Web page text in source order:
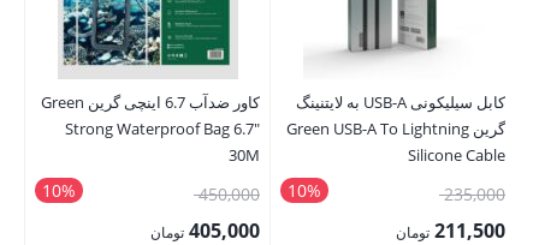
کابل سیلیکونی USB-A به لایتنینگ
گرین Green USB-A To Lightning
Silicone Cable
10% 235,000قیمت
اصلی:211,500 تومان
کاور ضدآب 6.7 اینچی گرین Green
Strong Waterproof Bag 6.7″
30M
10% 450,000قیمت
اصلی:405,000 تومان